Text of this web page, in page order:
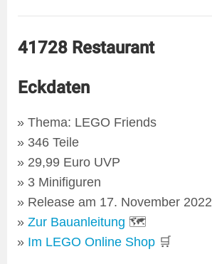
41728 Restaurant
Eckdaten
Thema: LEGO Friends
346 Teile
29,99 Euro UVP
3 Minifiguren
Release am 17. November 2022
Zur Bauanleitung 🗺
Im LEGO Online Shop 🛒